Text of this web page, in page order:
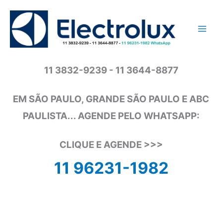
conteúdo
11 3832-9239 - 11 3644-8877
EM SÃO PAULO, GRANDE SÃO PAULO E ABC
PAULISTA... AGENDE PELO WHATSAPP:
CLIQUE E AGENDE >>>
11 96231-1982